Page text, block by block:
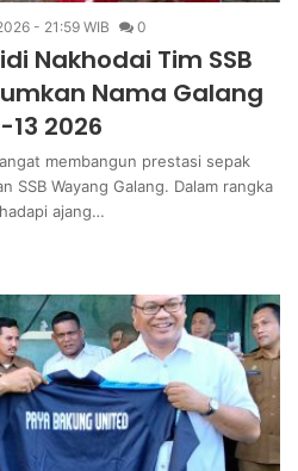
- 21:59 WIB 0
Nakhodai Tim SSB
Nama Galang
2026
membangun prestasi sepak
SSB Wayang Galang. Dalam rangka
ajang…